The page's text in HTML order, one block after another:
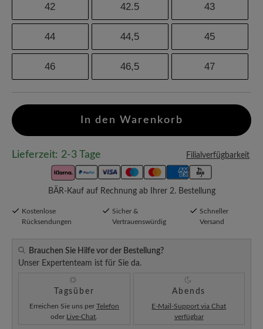
42 42.5 43
44 44,5 45
46 46,5 47
In den Warenkorb
Lieferzeit: 2-3 Tage Filialverfügbarkeit
BÄR-Kauf auf Rechnung ab Ihrer 2. Bestellung
Kostenlose
Rücksendungen
Sicher &
Vertrauenswürdig
Schneller
Versand
Brauchen Sie Hilfe vor der Bestellung?
Unser Expertenteam ist für Sie da.
Tagsüber
Erreichen Sie uns per Telefon
oder Live-Chat
Abends
E-Mail-Support via Chat
verfügbar